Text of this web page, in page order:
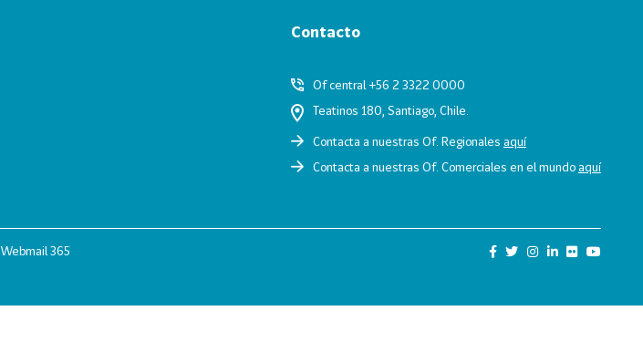
Contacto
Of central +56 2 3322 0000
Teatinos 180, Santiago, Chile.
Contacta a nuestras Of. Regionales aquí
Contacta a nuestras Of. Comerciales en el mundoaquí
Webmail 365